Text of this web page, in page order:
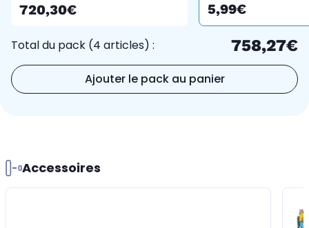
720,30€ 5,99€
Total du pack (4 articles) : 758,27€
Ajouter le pack au panier
Accessoires